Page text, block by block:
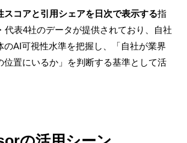
スコアと引用シェアを日次で表示する指
代表4社のデータが提供されており、自社
のAI可視性水準を把握し、「自社が業界
位置にいるか」を判断する基準として活